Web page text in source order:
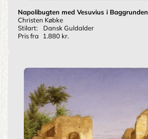
Napolibugten med Vesuvius i Baggrunden
Christen Købke
Stilart:
Dansk Guldalder
Pris fra
1.880 kr.